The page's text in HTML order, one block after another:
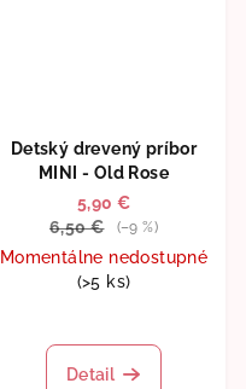
Detský drevený príbor
MINI - Old Rose
5,90 €
6,50 €
(–9 %)
Momentálne nedostupné
(>5 ks)
Detail